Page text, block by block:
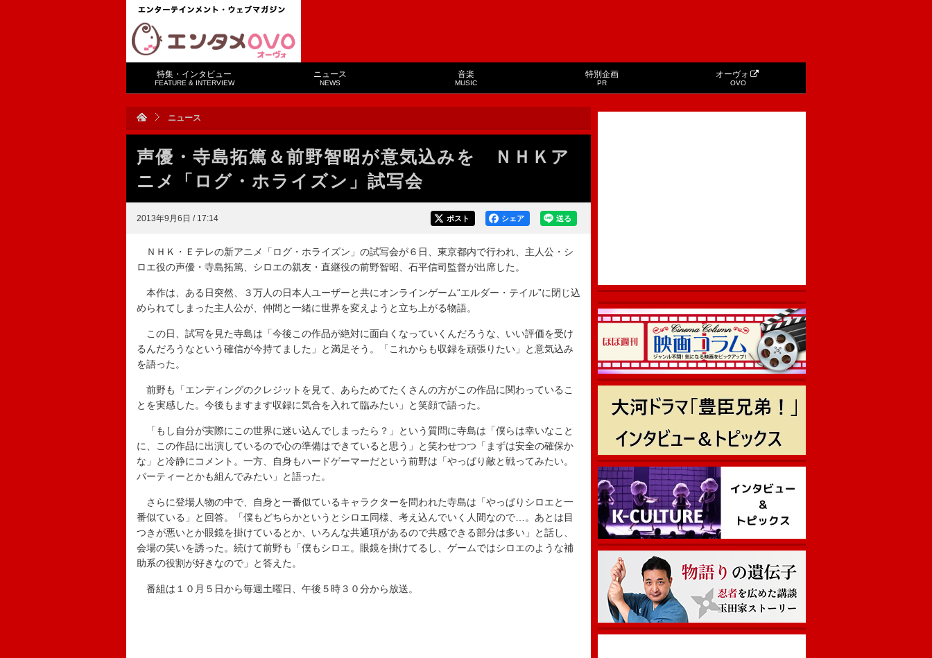
特集・インタビュー
FEATURE & INTERVIEW
ニュース
NEWS
音楽
MUSIC
特別企画
PR
オーヴォ
OVO
ニュース
声優・寺島拓篤＆前野智昭が意気込みを ＮＨＫア
ニメ「ログ・ホライズン」試写会
2013年9月6日 / 17:14 送る
シェア
ポスト
ＮＨＫ・Ｅテレの新アニメ「ログ・ホライズン」の試写会が６日、東京都内で行われ、主人公・シ
ロエ役の声優・寺島拓篤、シロエの親友・直継役の前野智昭、石平信司監督が出席した。
本作は、ある日突然、３万人の日本人ユーザーと共にオンラインゲーム“エルダー・テイル”に閉じ込
められてしまった主人公が、仲間と一緒に世界を変えようと立ち上がる物語。
この日、試写を見た寺島は「今後この作品が絶対に面白くなっていくんだろうな、いい評価を受け
るんだろうなという確信が今持てました」と満足そう。「これからも収録を頑張りたい」と意気込み
を語った。
前野も「エンディングのクレジットを見て、あらためてたくさんの方がこの作品に関わっているこ
とを実感した。今後もますます収録に気合を入れて臨みたい」と笑顔で語った。
「もし自分が実際にこの世界に迷い込んでしまったら？」という質問に寺島は「僕らは幸いなこと
に、この作品に出演しているので心の準備はできていると思う」と笑わせつつ「まずは安全の確保か
な」と冷静にコメント。一方、自身もハードゲーマーだという前野は「やっぱり敵と戦ってみたい。
パーティーとかも組んでみたい」と語った。
さらに登場人物の中で、自身と一番似ているキャラクターを問われた寺島は「やっぱりシロエと一
番似ている」と回答。「僕もどちらかというとシロエ同様、考え込んでいく人間なので…。あとは目
つきが悪いとか眼鏡を掛けているとか、いろんな共通項があるので共感できる部分は多い」と話し、
会場の笑いを誘った。続けて前野も「僕もシロエ。眼鏡を掛けてるし、ゲームではシロエのような補
助系の役割が好きなので」と答えた。
番組は１０月５日から毎週土曜日、午後５時３０分から放送。